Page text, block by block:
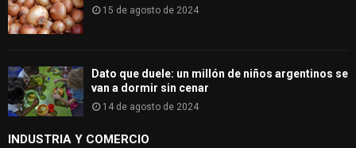
15 de agosto de 2024
Dato que duele: un millón de niños argentinos se
van a dormir sin cenar
14 de agosto de 2024
INDUSTRIA Y COMERCIO